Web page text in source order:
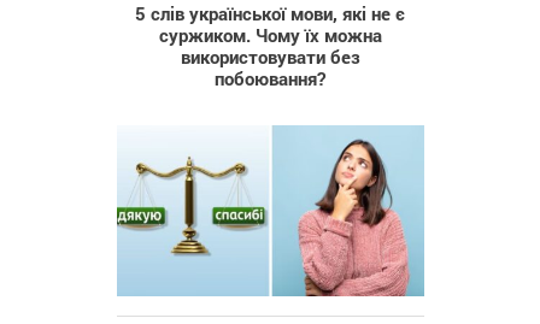
5 слів української мови, які не є
суржиком. Чому їх можна
використовувати без
побоювання?